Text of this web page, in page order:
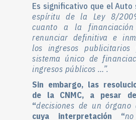
Es significativo que el Auto
espíritu de la Ley 8/
cuanto a la
renunciar definitiva e
los ingresos
sistema único de
ingresos públicos …”.
Sin embargo, las
de la CNMC, a pesar
“decisiones de un órgano
cuya interpretación “